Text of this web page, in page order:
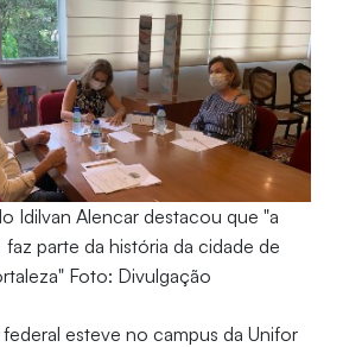
Idilvan Alencar destacou que "a
parte da história da cidade de
Foto: Divulgação
esteve no campus da Unifor